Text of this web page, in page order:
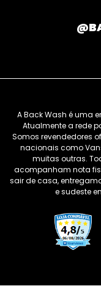
A Back Wash é uma
Atualmente a rede
Somos revendedores
nacionais como
muitas outras.
acompanham nota
sair de casa,
e sudeste